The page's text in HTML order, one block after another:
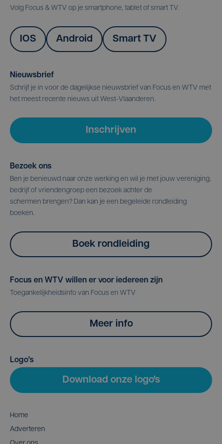
Volg Focus & WTV op je smartphone, tablet of smart TV.
IOS Android Smart TV
Nieuwsbrief
Schrijf je in voor de dagelijkse nieuwsbrief van Focus en WTV met
het meest recente nieuws uit West-Vlaanderen.
Inschrijven
Bezoek ons
Ben je benieuwd naar onze werking en wil je met jouw vereniging,
bedrijf of vriendengroep een bezoek achter de
schermen brengen? Dan kan je een begeleide rondleiding
boeken.
Boek rondleiding
Focus en WTV willen er voor iedereen zijn
Toegankelijkheidsinfo van Focus en WTV
Meer info
Logo's
Download onze logo's
Home
Adverteren